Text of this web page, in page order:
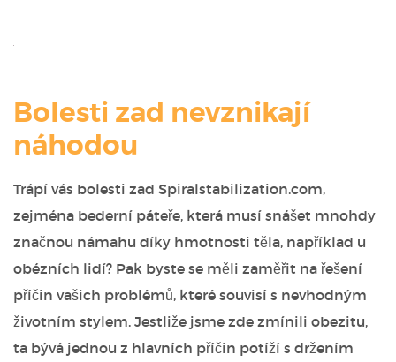
Bolesti zad nevznikají
náhodou
Trápí vás bolesti zad Spiralstabilization.com,
zejména bederní páteře, která musí snášet mnohdy
značnou námahu díky hmotnosti těla, například u
obézních lidí? Pak byste se měli zaměřit na řešení
příčin vašich problémů, které souvisí s nevhodným
životním stylem. Jestliže jsme zde zmínili obezitu,
ta bývá jednou z hlavních příčin potíží s držením